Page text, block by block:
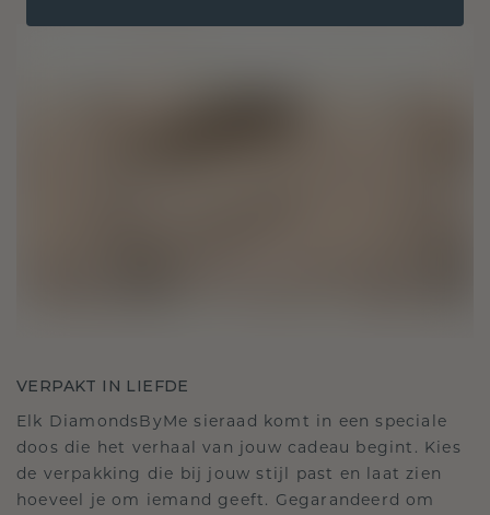
VERPAKT IN LIEFDE
Elk DiamondsByMe sieraad komt in een speciale
doos die het verhaal van jouw cadeau begint. Kies
de verpakking die bij jouw stijl past en laat zien
hoeveel je om iemand geeft. Gegarandeerd om